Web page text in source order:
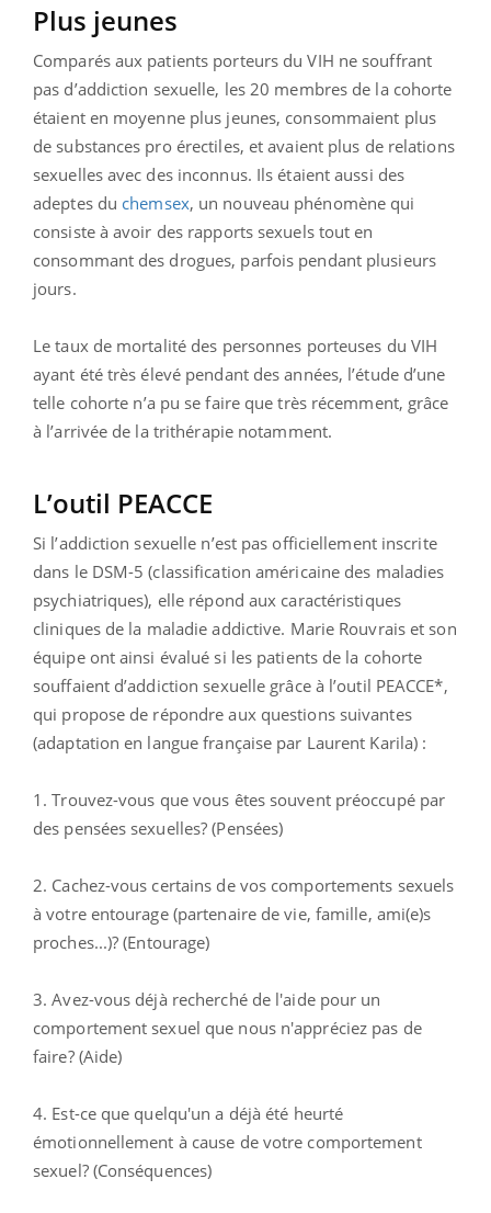
Plus jeunes
Comparés aux patients porteurs du VIH ne souffrant
pas d’addiction sexuelle, les 20 membres de la cohorte
étaient en moyenne plus jeunes, consommaient plus
de substances pro érectiles, et avaient plus de relations
sexuelles avec des inconnus. Ils étaient aussi des
adeptes du chemsex, un nouveau phénomène qui
consiste à avoir des rapports sexuels tout en
consommant des drogues, parfois pendant plusieurs
jours.
Le taux de mortalité des personnes porteuses du VIH
ayant été très élevé pendant des années, l’étude d’une
telle cohorte n’a pu se faire que très récemment, grâce
à l’arrivée de la trithérapie notamment.
L’outil PEACCE
Si l’addiction sexuelle n’est pas officiellement inscrite
dans le DSM-5 (classification américaine des maladies
psychiatriques), elle répond aux caractéristiques
cliniques de la maladie addictive. Marie Rouvrais et son
équipe ont ainsi évalué si les patients de la cohorte
souffaient d’addiction sexuelle grâce à l’outil PEACCE*,
qui propose de répondre aux questions suivantes
(adaptation en langue française par Laurent Karila) :
1. Trouvez-vous que vous êtes souvent préoccupé par
des pensées sexuelles? (Pensées)
2. Cachez-vous certains de vos comportements sexuels
à votre entourage (partenaire de vie, famille, ami(e)s
proches...)? (Entourage)
3. Avez-vous déjà recherché de l'aide pour un
comportement sexuel que nous n'appréciez pas de
faire? (Aide)
4. Est-ce que quelqu'un a déjà été heurté
émotionnellement à cause de votre comportement
sexuel? (Conséquences)